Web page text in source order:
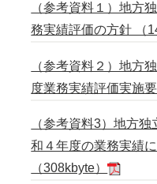
（参考資料１）地方
務実績評価の方針 （
（参考資料２）地方
度業務実績評価実施
（参考資料3）地方
和４年度の業務実績
（308kbyte）